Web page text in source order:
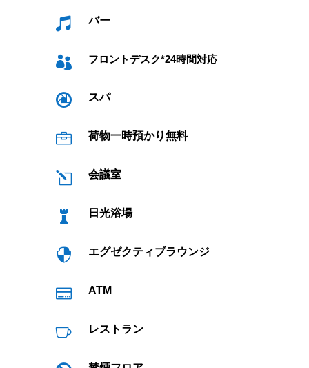
 バー
 フロントデスク*24時間対応
 スパ
 荷物一時預かり無料
l 会議室
 日光浴場
 エグゼクティブラウンジ
 ATM
 レストラン